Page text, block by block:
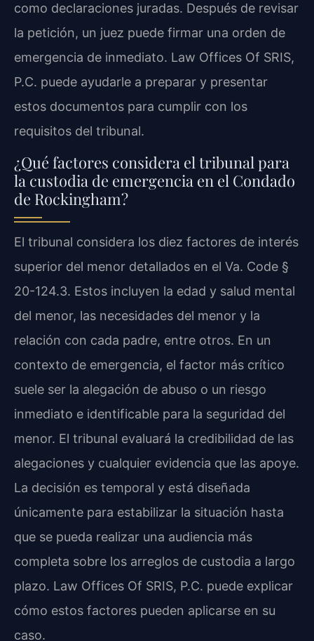
como declaraciones juradas. Después de revisar
la petición, un juez puede firmar una orden de
emergencia de inmediato. Law Offices Of SRIS,
P.C. puede ayudarle a preparar y presentar
estos documentos para cumplir con los
requisitos del tribunal.
¿Qué factores considera el tribunal para
la custodia de emergencia en el Condado
de Rockingham?
El tribunal considera los diez factores de interés
superior del menor detallados en el Va. Code §
20-124.3. Estos incluyen la edad y salud mental
del menor, las necesidades del menor y la
relación con cada padre, entre otros. En un
contexto de emergencia, el factor más crítico
suele ser la alegación de abuso o un riesgo
inmediato e identificable para la seguridad del
menor. El tribunal evaluará la credibilidad de las
alegaciones y cualquier evidencia que las apoye.
La decisión es temporal y está diseñada
únicamente para estabilizar la situación hasta
que se pueda realizar una audiencia más
completa sobre los arreglos de custodia a largo
plazo. Law Offices Of SRIS, P.C. puede explicar
cómo estos factores pueden aplicarse en su
caso.